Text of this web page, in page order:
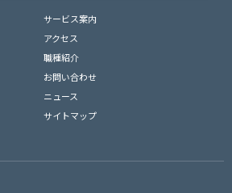
サービス案内
アクセス
職種紹介
お問い合わせ
ニュース
サイトマップ